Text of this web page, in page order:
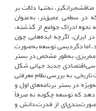
نه‌تنها دلالت بر
در سطحی عمیق‌تر، به‌عنوان
ادراک جوامع از گذشته،
اگرچه ایده‌هایی چون
اما دگردیسی توسعه به‌صورت
به‌طور مشخص در بستر
جدید جهانی شکل
به بررسی نظام معرفتی
در بستر برنامه‌های اول و
که توسعه چگونه نه صرفاً
صورت‌بندی‌ای از قدرت–دانش و